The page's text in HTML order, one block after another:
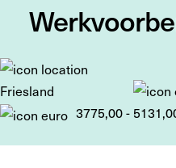
Friesland
3775,00 -